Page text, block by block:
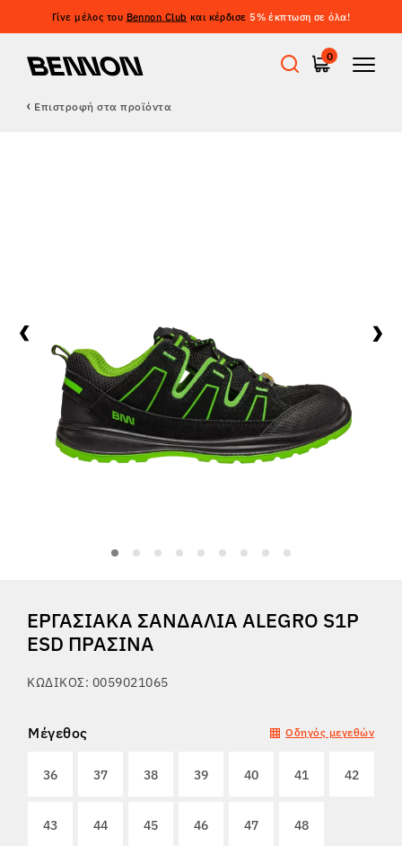
Γίνε μέλος του Bennon Club και κέρδισε 5% έκπτωση σε όλα!
0
Outdoor
Casual παπούτσια
Tactical
ΣΧΕΤΙΚΆ ΜΕ ΕΜΆΣ
ΕΠΙΣΤΡΟΦΈΣ
Επιστροφή στα προϊόντα
ΕΡΓΑΣΙΑΚΆ ΣΑΝΔΆΛΙΑ ALEGRO S1P
ESD ΠΡΆΣΙΝΑ
ΚΩΔΙΚΌΣ: 0059021065
Μέγεθος Οδηγός μεγεθών
36 37 38 39 40 41 42
43 44 45 46 47 48